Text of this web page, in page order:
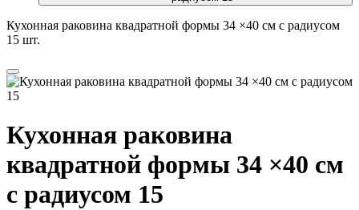
Кухонная раковина квадратной формы 34 ×40 см с радиусом
15 шт.
Кухонная раковина
квадратной формы 34 ×40 см
с радиусом 15